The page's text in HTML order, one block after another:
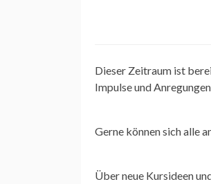
Dieser Zeitraum ist
Impulse und
Gerne können sich alle
Über neue Kursideen